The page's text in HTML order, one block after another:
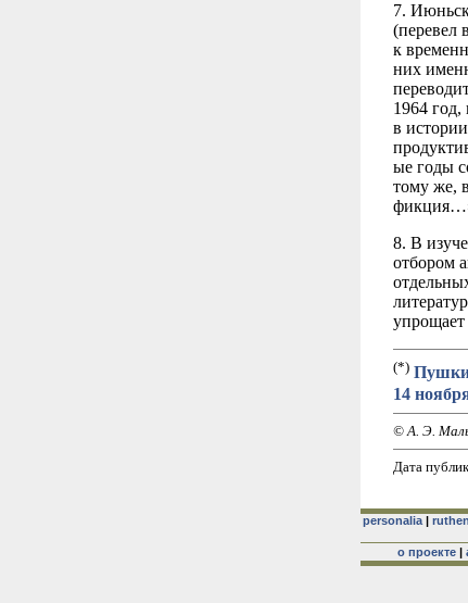
7.
(перевел
к
них
1964
в
ые годы
тому же,
8. В
отбором
упрощает
(*)
14
© А. Э.
Дата
personalia|
о проекте|